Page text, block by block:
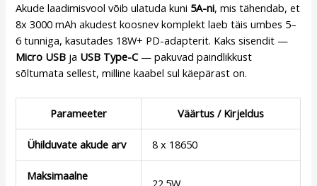
Akude laadimisvool võib ulatuda kuni 5A-ni, mis tähendab, et
8x 3000 mAh akudest koosnev komplekt laeb täis umbes 5–
6 tunniga, kasutades 18W+ PD-adapterit. Kaks sisendit —
Micro USB ja USB Type-C— pakuvad paindlikkust
sõltumata sellest, milline kaabel sul käepärast on.
Parameeter Väärtus / Kirjeldus
Ühilduvate akude arv 8 x 18650
Maksimaalne